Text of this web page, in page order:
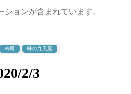
ョンが含まれています。
寿司 味の弁天屋
2/3